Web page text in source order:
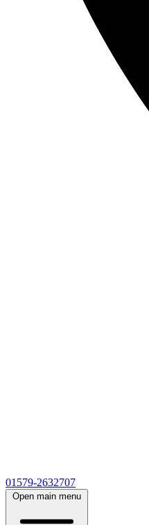
01579-2632707
Open main menu